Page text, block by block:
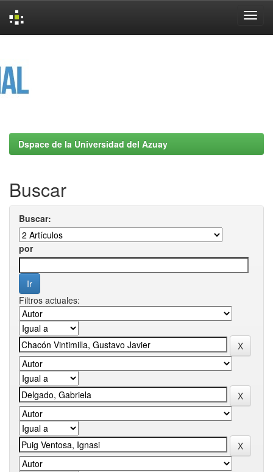
Dspace de la Universidad del Azuay
Buscar
Buscar:
por
Filtros actuales: